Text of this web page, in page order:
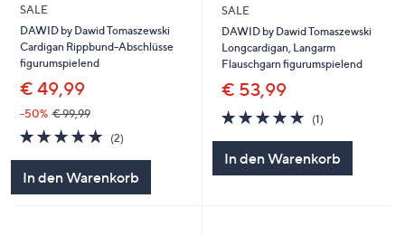
SALE
DAWID by Dawid Tomaszewski
Cardigan Rippbund-Abschlüsse
figurumspielend
€ 49,99
-50% € 99,99
5.0
von
(2)2
In den Warenkorb
SALE
DAWID by Dawid Tomaszewski
Longcardigan, Langarm
Flauschgarn figurumspielend
€ 53,99
5.0
von
(1)1
In den Warenkorb